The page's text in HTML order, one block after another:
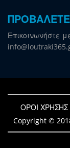
ΠΡΟΒΑΛΕΤΕ
Επικοινωνήστε
ΟΡΟΙ ΧΡΗΣΗΣ
Copyright ©